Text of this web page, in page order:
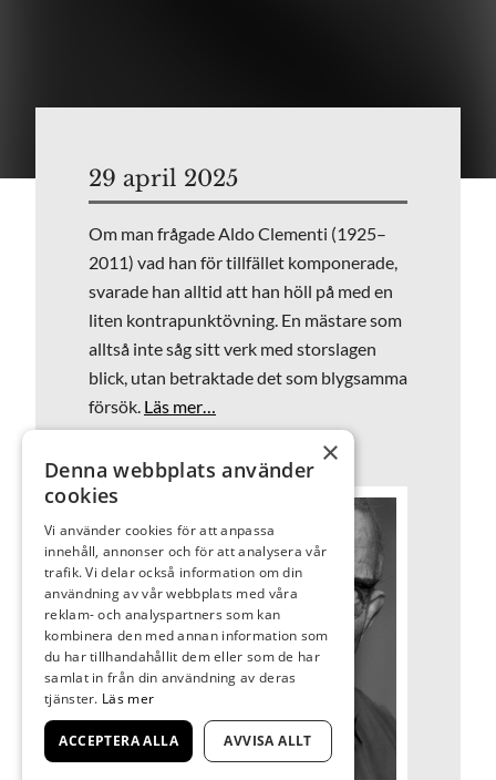
29 april 2025
Om man frågade Aldo Clementi (1925–
2011) vad han för tillfället komponerade,
svarade han alltid att han höll på med en
liten kontrapunktövning. En mästare som
alltså inte såg sitt verk med storslagen
blick, utan betraktade det som blygsamma
försök. Läs mer…
×
Denna webbplats använder
cookies
Vi använder cookies för att anpassa
innehåll, annonser och för att analysera vår
trafik. Vi delar också information om din
användning av vår webbplats med våra
reklam- och analyspartners som kan
kombinera den med annan information som
du har tillhandahållit dem eller som de har
samlat in från din användning av deras
tjänster. Läs mer
ACCEPTERA ALLA AVVISA ALLT